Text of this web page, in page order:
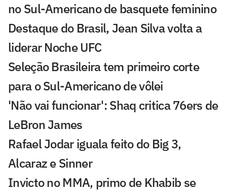
no Sul-Americano de basquete feminino
Destaque do Brasil, Jean Silva volta a
liderar Noche UFC
Seleção Brasileira tem primeiro corte
para o Sul-Americano de vôlei
'Não vai funcionar': Shaq critica 76ers de
LeBron James
Rafael Jodar iguala feito do Big 3,
Alcaraz e Sinner
Invicto no MMA, primo de Khabib se